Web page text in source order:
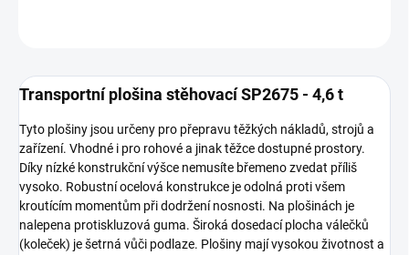
Transportní plošina stěhovací SP2675 - 4,6 t
Tyto plošiny jsou určeny pro přepravu těžkých nákladů, strojů a
zařízení. Vhodné i pro rohové a jinak těžce dostupné prostory.
Díky nízké konstrukční výšce nemusíte břemeno zvedat příliš
vysoko. Robustní ocelová konstrukce je odolná proti všem
kroutícím momentům při dodržení nosnosti. Na plošinách je
nalepena protiskluzová guma. Široká dosedací plocha válečků
(koleček) je šetrná vůči podlaze. Plošiny mají vysokou životnost a